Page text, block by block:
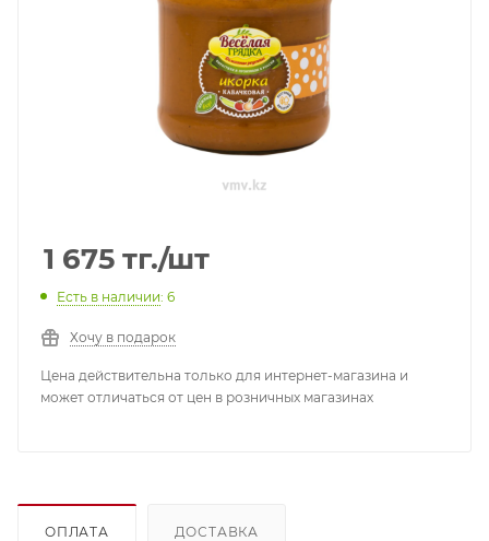
1 675 тг./шт
Есть в наличии: 6
Хочу в подарок
Цена действительна только для интернет-магазина и
может отличаться от цен в розничных магазинах
ОПЛАТА ДОСТАВКА